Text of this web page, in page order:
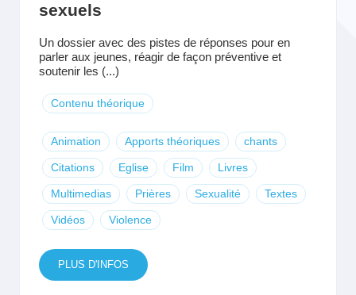
sexuels
Un dossier avec des pistes de réponses pour en
parler aux jeunes, réagir de façon préventive et
soutenir les (...)
Contenu théorique
Animation Apports théoriques chants
Citations Eglise Film Livres
Multimedias Prières Sexualité Textes
Vidéos Violence
PLUS D'INFOS